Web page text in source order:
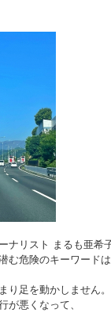
リスト まるも亜希
む危険のキーワード
り足を動かしません。
が悪くなって、